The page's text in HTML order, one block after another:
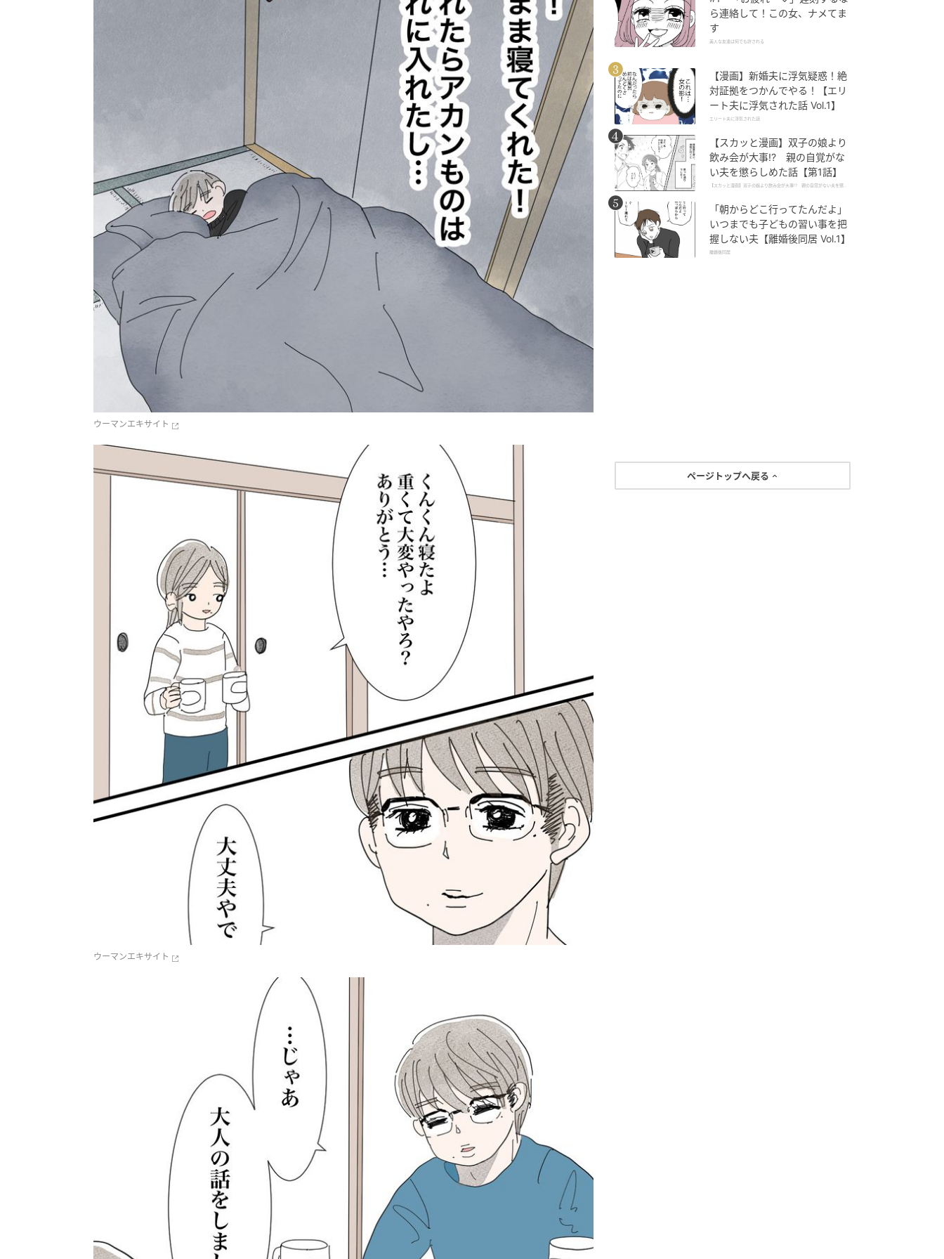
ウーマンエキサイト
ウーマンエキサイト
ら連絡して！この女、ナメてま
す
美人な友達は何でも許される
【漫画】新婚夫に浮気疑惑！絶
対証拠をつかんでやる！【エリ
ート夫に浮気された話 Vol.1】
エリート夫に浮気された話
【スカッと漫画】双子の娘より
飲み会が大事!? 親の自覚がな
い夫を懲らしめた話【第1話】
【スカッと漫画】双子の娘より飲み会が大事!? 親の自覚がない夫を懲ら
「朝からどこ行ってたんだよ」
いつまでも子どもの習い事を把
握しない夫【離婚後同居 Vol.1】
離婚後同居
ページトップへ戻る